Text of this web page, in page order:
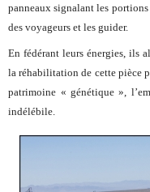
panneaux signalant les
des voyageurs et les guider.
En fédérant leurs énergies, ils
la réhabilitation de cette pièce
patrimoine « génétique »,
indélébile.